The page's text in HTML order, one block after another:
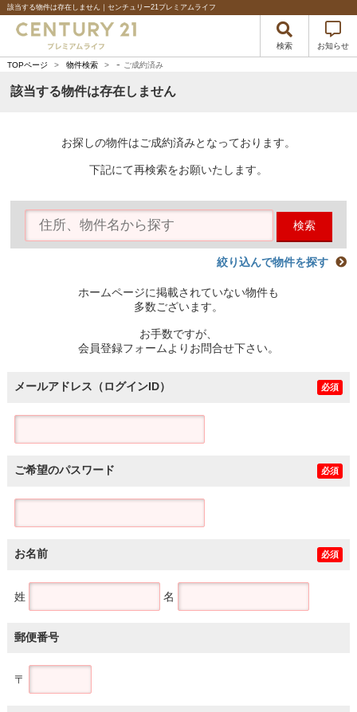
該当する物件は存在しません｜センチュリー21プレミアムライフ
検索 お知らせ
TOPページ > 物件検索 > - ご成約済み
該当する物件は存在しません
お探しの物件はご成約済みとなっております。
下記にて再検索をお願いたします。
検索
絞り込んで物件を探す
ホームページに掲載されていない物件も
多数ございます。
お手数ですが、
会員登録フォームよりお問合せ下さい。
メールアドレス（ログインID） 必須
ご希望のパスワード 必須
お名前 必須
姓 名
郵便番号
〒